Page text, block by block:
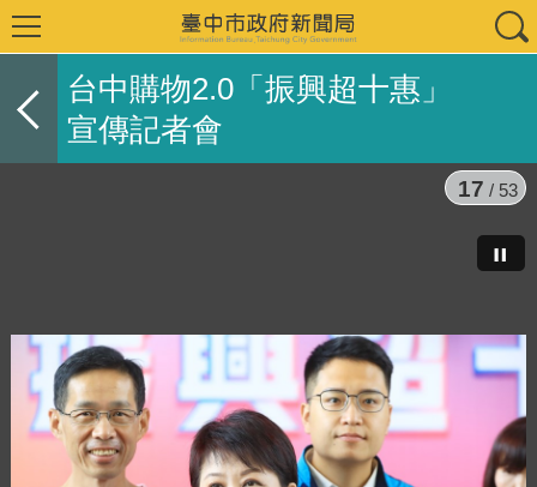
台中購物2.0「振興超十惠」
宣傳記者會
17 / 53